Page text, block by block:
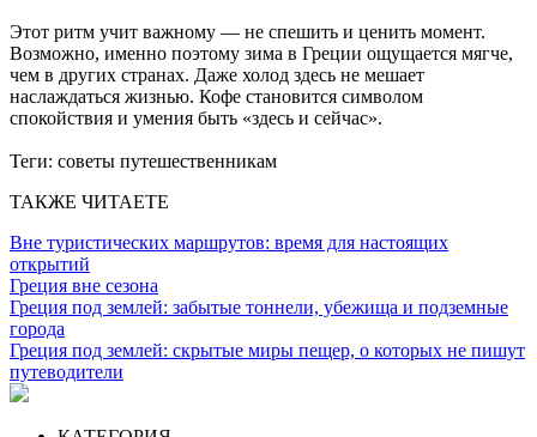
Этот ритм учит важному — не спешить и ценить момент.
Возможно, именно поэтому зима в Греции ощущается мягче,
чем в других странах. Даже холод здесь не мешает
наслаждаться жизнью. Кофе становится символом
спокойствия и умения быть «здесь и сейчас».
Теги: советы путешественникам
ТАКЖЕ ЧИТАЕТЕ
Вне туристических маршрутов: время для настоящих
открытий
Греция вне сезона
Греция под землей: забытые тоннели, убежища и подземные
города
Греция под землей: скрытые миры пещер, о которых не пишут
путеводители